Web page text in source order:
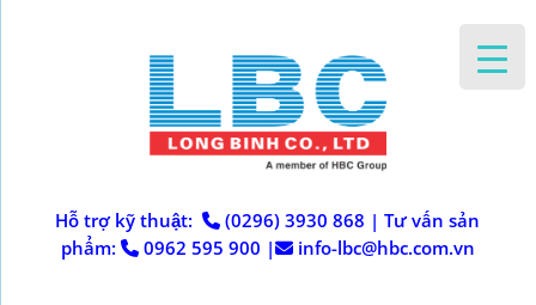
Hỗ trợ kỹ thuật: (0296) 3930 868 | Tư vấn sản
phẩm:
0962 595 900 | info-lbc@hbc.com.vn